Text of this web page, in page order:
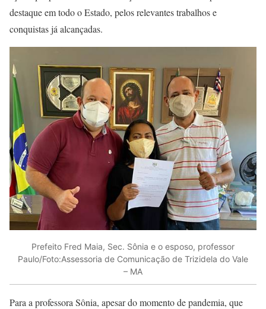
destaque em todo o Estado, pelos relevantes trabalhos e
conquistas já alcançadas.
Prefeito Fred Maia, Sec. Sônia e o esposo, professor
Paulo/Foto:Assessoria de Comunicação de Trizidela do Vale
– MA
Para a professora Sônia, apesar do momento de pandemia, que